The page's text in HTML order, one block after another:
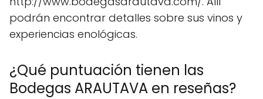
podrán encontrar detalles sobre sus vinos y
experiencias enológicas.
¿Qué puntuación tienen las
Bodegas ARAUTAVA en reseñas?